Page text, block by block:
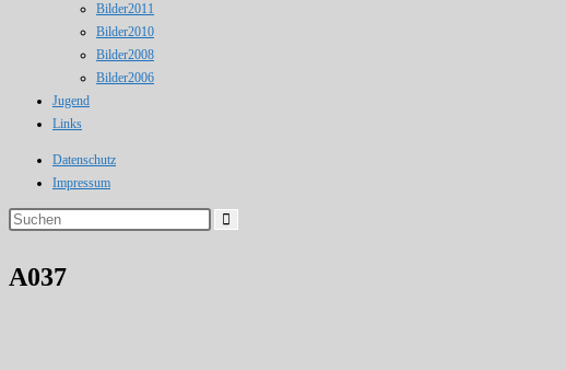
Bilder2011
Bilder2010
Bilder2008
Bilder2006
Jugend
Links
Datenschutz
Impressum
Diese
Website
A037